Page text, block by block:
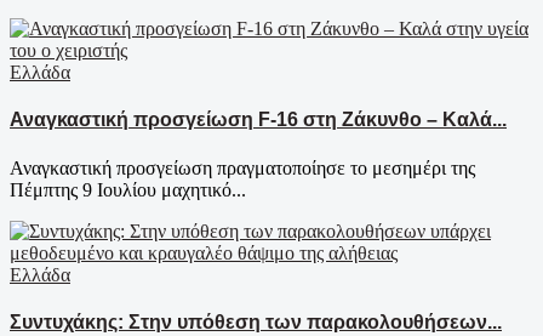
Ελλάδα
Αναγκαστική προσγείωση F-16 στη Ζάκυνθο – Καλά...
Αναγκαστική προσγείωση πραγματοποίησε το μεσημέρι της
Πέμπτης 9 Ιουλίου μαχητικό...
Ελλάδα
Συντυχάκης: Στην υπόθεση των παρακολουθήσεων...